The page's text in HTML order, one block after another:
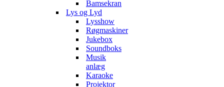
Bamsekran
Lys og Lyd
Lysshow
Røgmaskiner
Jukebox
Soundboks
Musik
anlæg
Karaoke
Projektor